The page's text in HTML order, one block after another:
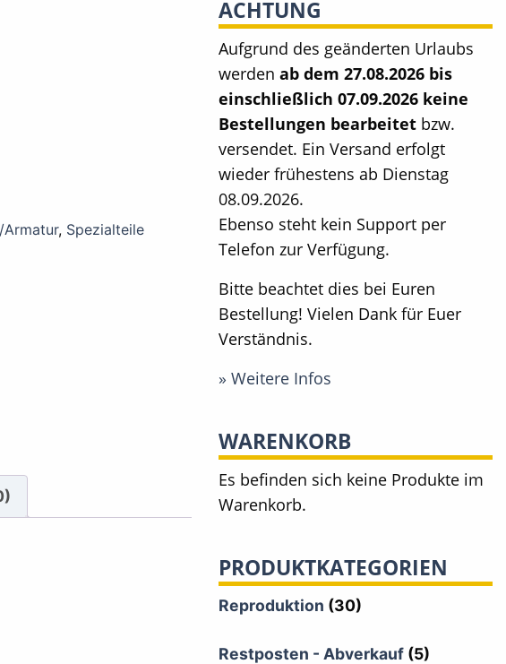
Armatur, Spezialteile
ACHTUNG
Aufgrund des geänderten Urlaubs
werden ab dem 27.08.2026 bis
einschließlich 07.09.2026 keine
Bestellungen bearbeitet bzw.
versendet. Ein Versand erfolgt
wieder frühestens ab Dienstag
08.09.2026.
Ebenso steht kein Support per
Telefon zur Verfügung.
Bitte beachtet dies bei Euren
Bestellung! Vielen Dank für Euer
Verständnis.
» Weitere Infos
WARENKORB
Es befinden sich keine Produkte im
Warenkorb.
PRODUKTKATEGORIEN
Reproduktion (30)
Restposten - Abverkauf (5)